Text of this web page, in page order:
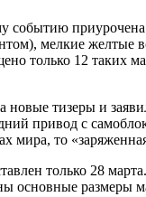
событию
мелкие желтые
только 12 таких
тизеры и
привод с
то
только 28
основные размеры